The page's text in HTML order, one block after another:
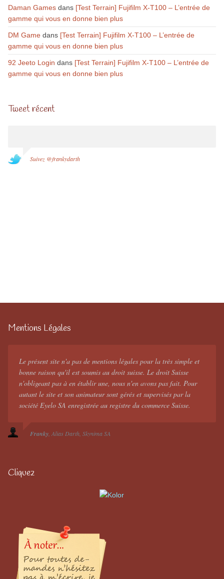
Daman Gamesdans [Test Terrain] Fujifilm X-T100 – L’entrée de
gamme qui vous en donne bien plus
DM Gamedans [Test Terrain] Fujifilm X-T100 – L’entrée de
gamme qui vous en donne bien plus
92 Jeeto Login dans [Test Terrain] Fujifilm X-T100 – L’entrée de
gamme qui vous en donne bien plus
Tweet récent
Suivez @frankydarth
Mentions Légales
Le présent site n'a pas de mentions légales pour la très simple et
bonne raison qu'il est soumis au droit suisse. Le droit Suisse
n'obligeant pas à en établir une, nous n'en avons pas fait. Pour
autant le site et son animateur sont gérés et supervisés par la
société Eyelo SA enregistrée au registre du commerce Suisse.
Franky Alias Darth Skynima SA
Cliquez